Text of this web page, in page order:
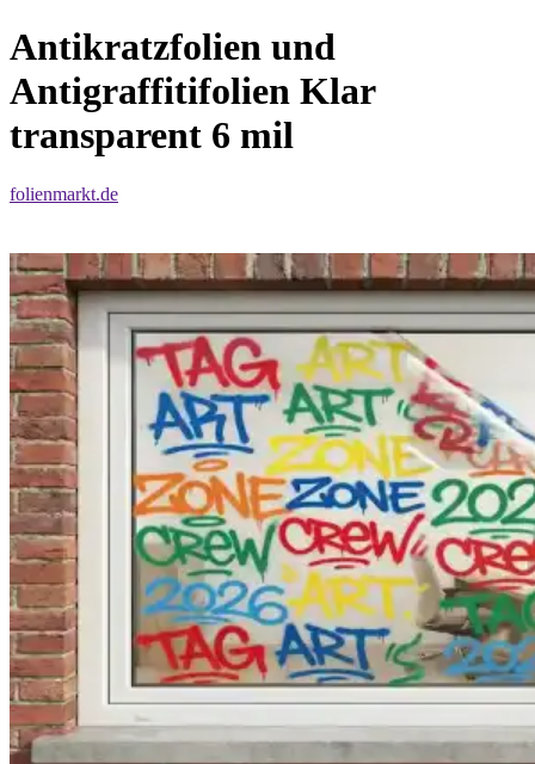
Antikratzfolien und
Antigraffitifolien Klar
transparent 6 mil
folienmarkt.de